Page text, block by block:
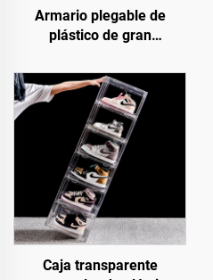
Armario plegable de
plástico de gran
rectangular, caja
contenedora para ropa y
bocadillos, solución de
almacenamiento de alta
capacidad
Caja transparente